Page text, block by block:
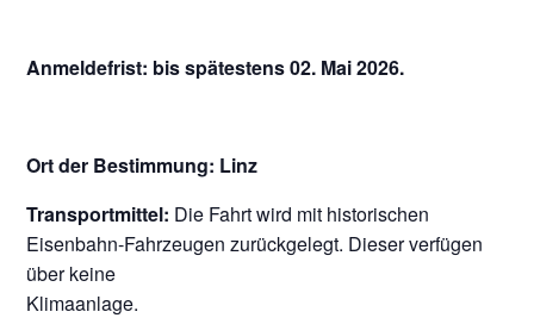
Anmeldefrist: bis spätestens 02. Mai 2026.
Ort der Bestimmung: Linz
Transportmittel: Die Fahrt wird mit historischen
Eisenbahn-Fahrzeugen zurückgelegt. Dieser verfügen
über keine
Klimaanlage.